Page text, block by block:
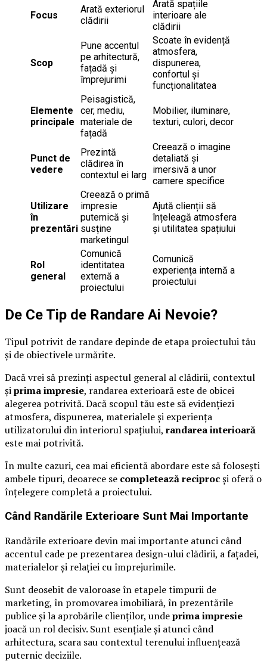
Focus
Arată exteriorul
clădirii
Arată spațiile
interioare ale
clădirii
Scop
Pune accentul
pe arhitectură,
fațadă și
împrejurimi
Scoate în evidență
atmosfera,
dispunerea,
confortul și
funcționalitatea
Elemente
principale
Peisagistică,
cer, mediu,
materiale de
fațadă
Mobilier, iluminare,
texturi, culori, decor
Punct de
vedere
Prezintă
clădirea în
contextul ei larg
Creează o imagine
detaliată și
imersivă a unor
camere specifice
Utilizare
în
prezentări
Creează o primă
impresie
puternică și
susține
marketingul
Ajută clienții să
înțeleagă atmosfera
și utilitatea spațiului
Rol
general
Comunică
identitatea
externă a
proiectului
Comunică
experiența internă a
proiectului
De Ce Tip de Randare Ai Nevoie?
Tipul potrivit de randare depinde de etapa proiectului tău
și de obiectivele urmărite.
Dacă vrei să prezinți aspectul general al clădirii, contextul
șiprima impresie, randarea exterioară este de obicei
alegerea potrivită. Dacă scopul tău este să evidențiezi
atmosfera, dispunerea, materialele și experiența
utilizatorului din interiorul spațiului, randarea interioară
este mai potrivită.
În multe cazuri, cea mai eficientă abordare este să folosești
ambele tipuri, deoarece se completează reciprocși oferă o
înțelegere completă a proiectului.
Când Randările Exterioare Sunt Mai Importante
Randările exterioare devin mai importante atunci când
accentul cade pe prezentarea design-ului clădirii, a fațadei,
materialelor și relației cu împrejurimile.
Sunt deosebit de valoroase în etapele timpurii de
marketing, în promovarea imobiliară, în prezentările
publice și la aprobările clienților, undeprima impresie
joacă un rol decisiv. Sunt esențiale și atunci când
arhitectura, scara sau contextul terenului influențează
puternic deciziile.